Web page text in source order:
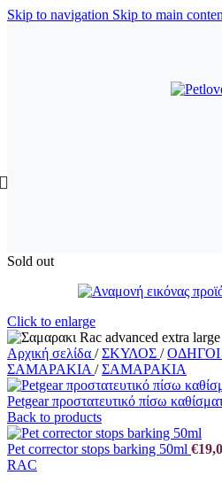
Skip to navigation Skip to main
Sold out
Click to enlarge
Αρχική σελίδα / ΣΚΥΛΟΣ / ΟΔΗΓΟΙ
ΣΑΜΑΡΑΚΙΑ / ΣΑΜΑΡΑΚΙΑ
Petgear προστατευτικό πίσω
Back to products
Pet corrector stops barking 50ml €
RAC